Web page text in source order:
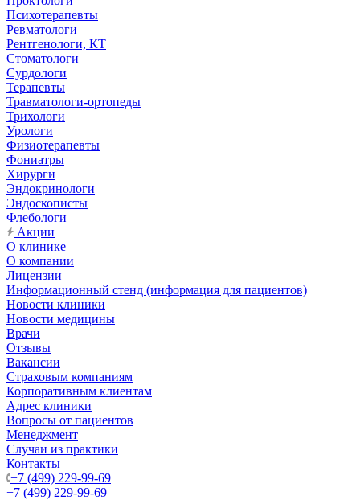
Психотерапевты
Ревматологи
Рентгенологи, КТ
Стоматологи
Сурдологи
Терапевты
Травматологи-ортопеды
Трихологи
Урологи
Физиотерапевты
Фониатры
Хирурги
Эндокринологи
Эндоскописты
Флебологи
Акции
О клинике
О компании
Лицензии
Информационный стенд (информация для пациентов)
Новости клиники
Новости медицины
Врачи
Отзывы
Вакансии
Страховым компаниям
Корпоративным клиентам
Адрес клиники
Вопросы от пациентов
Менеджмент
Случаи из практики
Контакты
+7 (499) 229-99-69
+7 (499) 229-99-69